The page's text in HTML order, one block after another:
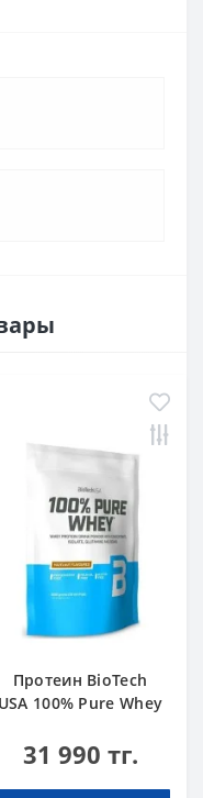
Протеин BioTech
USA 100% Pure Whey
31 990 тг.